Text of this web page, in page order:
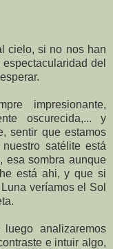
cielo, si no nos han
del
impresionante,
oscurecida,... y
sentir que estamos
satélite está
esa sombra aunque
está ahi, y que si
veríamos el Sol
analizaremos
e intuir algo,